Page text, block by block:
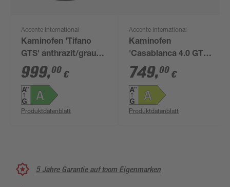
Accente International
Kaminofen 'Tifano
GTS' anthrazit/grau
6,5 kW
999,00 €
Produktdatenblatt
Accente International
Kaminofen
'Casablanca 4.0 GTS'
grau 7 kW
749,00 €
Produktdatenblatt
5 Jahre Garantie auf toom Eigenmarken